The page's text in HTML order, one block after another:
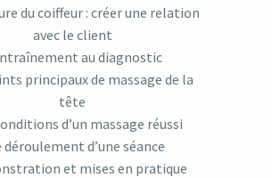
du coiffeur : créer une relation
avec le client
au diagnostic
principaux de massage de la
tête
d’un massage réussi
déroulement d’une séance
et mises en pratique